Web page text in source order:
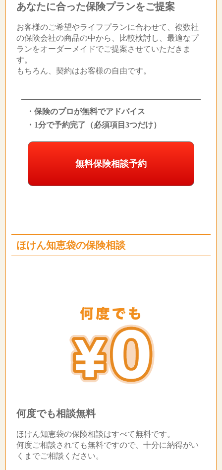
あなたに合った保険プランをご提案
お客様のご希望やライフプランに合わせて、複数社
の保険会社の商品の中から、比較検討し、最適なプ
ランをオーダーメイドでご提案させていただきま
す。
もちろん、契約はお客様の自由です。
・保険のプロが無料でアドバイス
・1分で予約完了（必須項目3つだけ）
無料保険相談予約
ほけん知恵袋の保険相談
何度でも相談無料
ほけん知恵袋の保険相談はすべて無料です。
何度ご相談されても無料ですので、十分に納得がい
くまでご相談ください。